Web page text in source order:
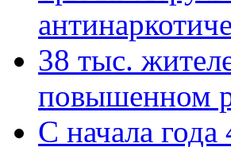
38 тыс.
повышенном
С начала